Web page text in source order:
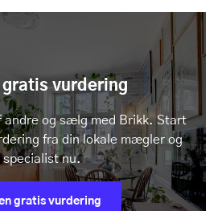
gratis vurdering
andre og sælg med Brikk. Start
fra din lokale mægler og
specialist nu.
en gratis vurdering